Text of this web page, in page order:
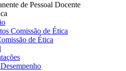
de Pessoal Docente
Comissão de Ética
de Ética